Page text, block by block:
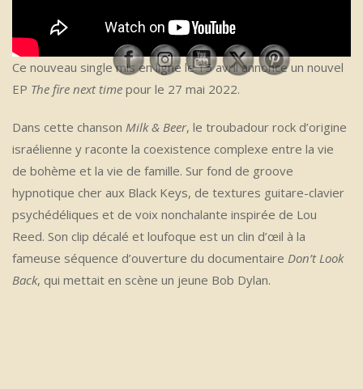
Ce nouveau single mis en ligne le 15 avril annonce un nouvel
EP The fire next time pour le 27 mai 2022.
Dans cette chanson Milk & Beer, le troubadour rock d’origine
israélienne y raconte la coexistence complexe entre la vie
de bohème et la vie de famille. Sur fond de groove
hypnotique cher aux Black Keys, de textures guitare-clavier
psychédéliques et de voix nonchalante inspirée de Lou
Reed. Son clip décalé et loufoque est un clin d’œil à la
fameuse séquence d’ouverture du documentaire Don’t Look
Back, qui mettait en scène un jeune Bob Dylan.